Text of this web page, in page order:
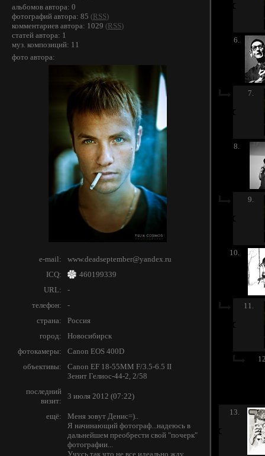
альбомов автора: 0
фотографий автора: 85 (RSS)
комментариев автора: 1029 (RSS)
статей автора: 1
муз. композиций: 11
фото автора:
e-mail:
www.deadseptember@yandex.ru
ICQ:
460199339
URL:
-
телефон:
-
страна:
Россия
город:
Новосибирск
фотокамеры:
Canon EOS 400D
объективы:
Canon EF 18-55MM F/3.5-6.5 II
Зенит Гелиос-44-2, 2/58
последний
визит:
3 июля 2012 (07:22)
ещё:
Меня зовут Денис=)..
Я начинающий фотограф...надеюсь в
дальнейшем преобрести свой "почерк"
фотографии...
Учусь,так что не все идеально,жду
6.
7.
8.
9.
10.
11.
13.